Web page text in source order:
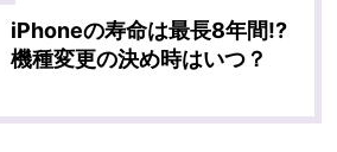
iPhoneの寿命は最長8年間!?
機種変更の決め時はいつ？